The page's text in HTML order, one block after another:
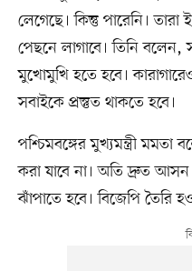
লেগেছে। কিন্তু পারেনি।
পেছনে লাগাবে। তিনি
মুখোমুখি হতে হবে।
সবাইকে প্রস্তুত থাকতে হবে।
পশ্চিমবঙ্গের মুখ্যমন্ত্রী মমতা
করা যাবে না। অতি দ্রুত আসন
ঝাঁপাতে হবে। বিজেপি তৈরি